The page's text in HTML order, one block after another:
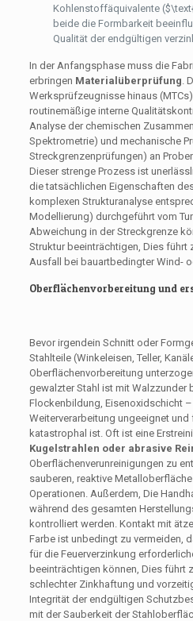
Kohlenstoffäquivalente (
beide die Formbarkeit
Qualität der endgültigen
In der Anfangsphase muss die
erbringen Materialüberprüfung .
Werksprüfzeugnisse hinaus
routinemäßige interne
Analyse der chemischen
Spektrometrie) und mechanische
Streckgrenzenprüfungen) an
Dieser strenge Prozess ist
die tatsächlichen Eigenschaften
komplexen Strukturanalyse
Modellierung) durchgeführt vom
Abweichung in der Streckgrenze
Struktur beeinträchtigen, Dies führt
Ausfall bei bauartbedingter Wind-
Oberflächenvorbereitung und
Bevor irgendein Schnitt oder
Stahlteile (Winkeleisen, Teller,
Oberflächenvorbereitung
gewalzter Stahl ist mit Walzzunder
Flockenbildung, Eisenoxidschicht
Weiterverarbeitung ungeeignet und
katastrophal ist. Oft ist eine
Kugelstrahlen oder abrasive
Oberflächenverunreinigungen zu
sauberen, reaktive
Operationen. Außerdem, Die
während des gesamten
kontrolliert werden. Kontakt mit
Farbe ist unbedingt zu vermeiden,
für die Feuerverzinkung
beeinträchtigen können, Dies führt
schlechter Zinkhaftung und
Integrität der endgültigen
mit der Sauberkeit der